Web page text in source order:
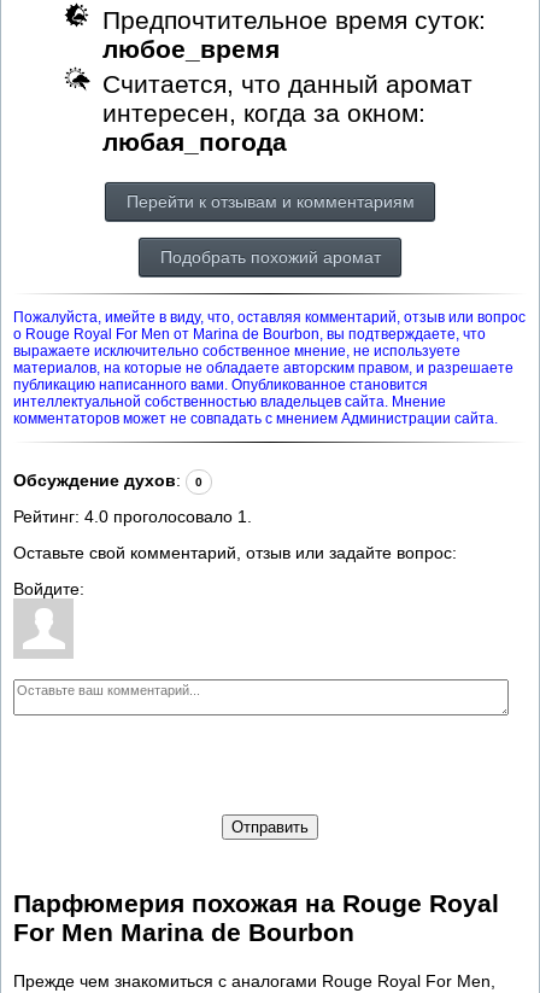
Предпочтительное время суток:
любое_время
Считается, что данный аромат
интересен, когда за окном:
любая_погода
Перейти к отзывам и комментариям
Подобрать похожий аромат
Пожалуйста, имейте в виду, что, оставляя комментарий, отзыв или вопрос
о Rouge Royal For Men от Marina de Bourbon, вы подтверждаете, что
выражаете исключительно собственное мнение, не используете
материалов, на которые не обладаете авторским правом, и разрешаете
публикацию написанного вами. Опубликованное становится
интеллектуальной собственностью владельцев сайта. Мнение
комментаторов может не совпадать с мнением Администрации сайта.
Обсуждение духов: 0
Рейтинг: 4.0 проголосовало 1
Оставьте свой комментарий, отзыв или задайте вопрос:
Войдите:
Отправить
Парфюмерия похожая на Rouge Royal
For Men Marina de Bourbon
Прежде чем знакомиться с аналогами Rouge Royal For Men,